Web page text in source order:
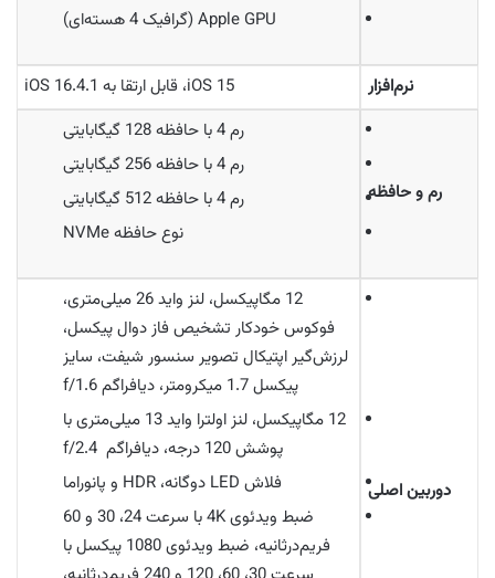
Apple GPU (گرافیک 4 هسته‌ای)
نرم‌افزار iOS 15، قابل ارتقا به iOS 16.4.1
رم و حافظه
رم 4 با حافظه 128 گیگابایتی
رم 4 با حافظه 256 گیگابایتی
رم 4 با حافظه 512 گیگابایتی
نوع حافظه NVMe
دوربین اصلی
12 مگاپیکسل، لنز واید 26 میلی‌متری،
فوکوس خودکار تشخیص فاز دوال پیکسل،
لرزش‌گیر اپتیکال تصویر سنسور شیفت، سایز
پیکسل 1.7 میکرومتر، دیافراگم f/1.6
12 مگاپیکسل، لنز اولترا واید 13 میلی‌متری با
پوشش 120 درجه، دیافراگم f/2.4
فلاش LED دوگانه، HDR و پانوراما
ضبط ویدئوی 4K با سرعت 24، 30 و 60
فریم‌درثانیه، ضبط ویدئوی 1080 پیکسل با